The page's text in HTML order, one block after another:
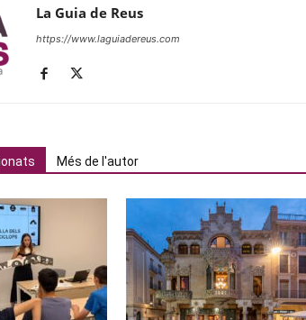
La Guia de Reus
https://www.laguiadereus.com
Més de l'autor